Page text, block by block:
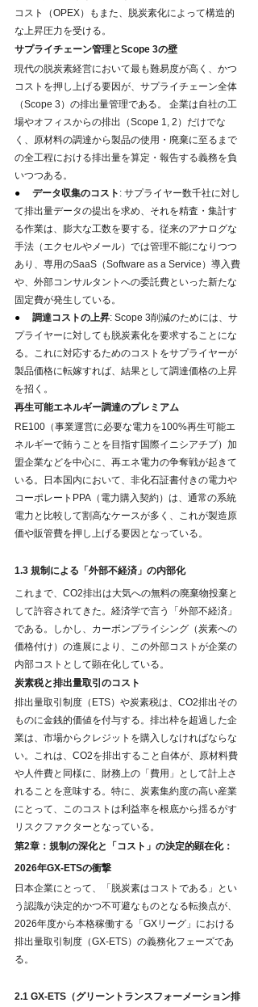
コスト（OPEX）もまた、脱炭素化によって構造的
な上昇圧力を受ける。
サプライチェーン管理とScope 3の壁
現代の脱炭素経営において最も難易度が高く、かつ
コストを押し上げる要因が、サプライチェーン全体
（Scope 3）の排出量管理である。 企業は自社の工
場やオフィスからの排出（Scope 1, 2）だけでな
く、原材料の調達から製品の使用・廃棄に至るまで
の全工程における排出量を算定・報告する義務を負
いつつある。
● データ収集のコスト : サプライヤー数千社に対し
て排出量データの提出を求め、それを精査・集計す
る作業は、膨大な工数を要する。従来のアナログな
手法（エクセルやメール）では管理不能になりつつ
あり、専用のSaaS（Software as a Service）導入費
や、外部コンサルタントへの委託費といった新たな
固定費が発生している。
● 調達コストの上昇: Scope 3削減のためには、サ
プライヤーに対しても脱炭素化を要求することにな
る。これに対応するためのコストをサプライヤーが
製品価格に転嫁すれば、結果として調達価格の上昇
を招く。
再生可能エネルギー調達のプレミアム
RE100（事業運営に必要な電力を100%再生可能エ
ネルギーで賄うことを目指す国際イニシアチブ）加
盟企業などを中心に、再エネ電力の争奪戦が起きて
いる。日本国内において、非化石証書付きの電力や
コーポレートPPA（電力購入契約）は、通常の系統
電力と比較して割高なケースが多く、これが製造原
価や販管費を押し上げる要因となっている。
1.3 規制による「外部不経済」の内部化
これまで、CO2排出は大気への無料の廃棄物投棄と
して許容されてきた。経済学で言う「外部不経済」
である。しかし、カーボンプライシング（炭素への
価格付け）の進展により、この外部コストが企業の
内部コストとして顕在化している。
炭素税と排出量取引のコスト
排出量取引制度（ETS）や炭素税は、CO2排出その
ものに金銭的価値を付与する。排出枠を超過した企
業は、市場からクレジットを購入しなければならな
い。これは、CO2を排出すること自体が、原材料費
や人件費と同様に、財務上の「費用」として計上さ
れることを意味する。特に、炭素集約度の高い産業
にとって、このコストは利益率を根底から揺るがす
リスクファクターとなっている。
第2章：規制の深化と「コスト」の決定的顕在化：
2026年GX-ETSの衝撃
日本企業にとって、「脱炭素はコストである」とい
う認識が決定的かつ不可避なものとなる転換点が、
2026年度から本格稼働する「GXリーグ」における
排出量取引制度（GX-ETS）の義務化フェーズであ
る。
2.1 GX-ETS（グリーントランスフォーメーション排